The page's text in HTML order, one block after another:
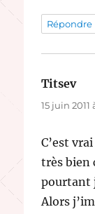
Répondre
Titsevdit :
15 juin 2011
C’est
très bien
pourtant
Alors